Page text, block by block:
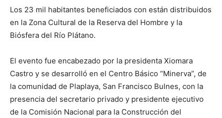
Los 23 mil habitantes beneficiados con están distribuidos
en la Zona Cultural de la Reserva del Hombre y la
Biósfera del Río Plátano.
El evento fue encabezado por la presidenta Xiomara
Castro y se desarrolló en el Centro Básico “Minerva”, de
la comunidad de Plaplaya, San Francisco Bulnes, con la
presencia del secretario privado y presidente ejecutivo
de la Comisión Nacional para la Construcción del